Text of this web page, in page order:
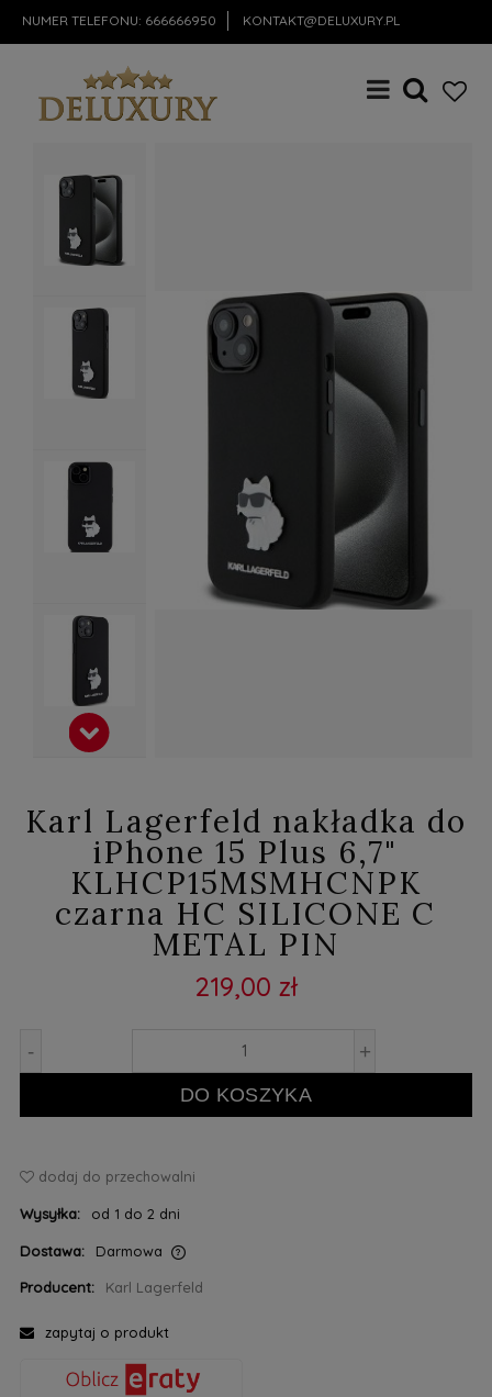
NUMER TELEFONU: 666666950 KONTAKT@DELUXURY.PL
Karl Lagerfeld nakładka do
iPhone 15 Plus 6,7"
KLHCP15MSMHCNPK
czarna HC SILICONE C
METAL PIN
219,00 zł
- +
DO KOSZYKA
dodaj do przechowalni
Wysyłka: od 1 do 2 dni
Dostawa:
Darmowa
Producent:
Karl Lagerfeld
zapytaj o produkt